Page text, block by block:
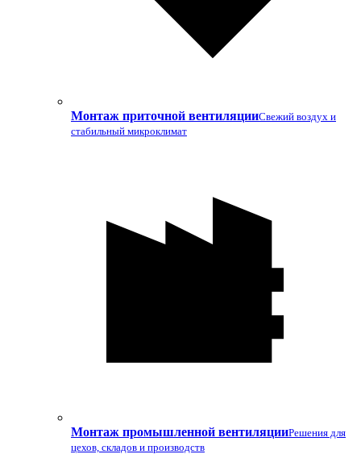
Монтаж приточной вентиляцииСвежий воздух и
стабильный микроклимат
Монтаж промышленной вентиляцииРешения для
цехов, складов и производств